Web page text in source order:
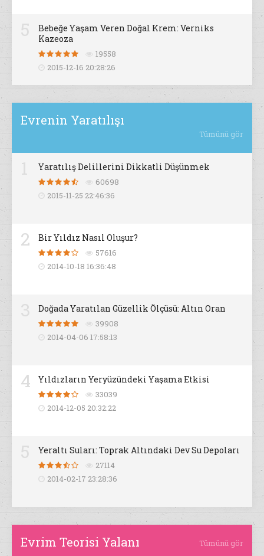
Bebeğe Yaşam Veren Doğal Krem: Verniks
Kazeoza
19558
2015-12-16 20:28:26
Evrenin Yaratılışı
Tümünü gör
Yaratılış Delillerini Dikkatli Düşünmek
60698
2015-11-25 22:46:36
2 Bir Yıldız Nasıl Oluşur?
57616
2014-10-18 16:36:48
Doğada Yaratılan Güzellik Ölçüsü: Altın Oran
39908
2014-04-06 17:58:13
4 Yıldızların Yeryüzündeki Yaşama Etkisi
33039
2014-12-05 20:32:22
Yeraltı Suları: Toprak Altındaki Dev Su Depoları
27114
2014-02-17 23:28:36
Evrim Teorisi Yalanı Tümünü gör